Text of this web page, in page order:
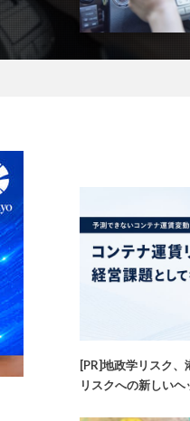
[PR]地政学リスク
リスクへの新しい